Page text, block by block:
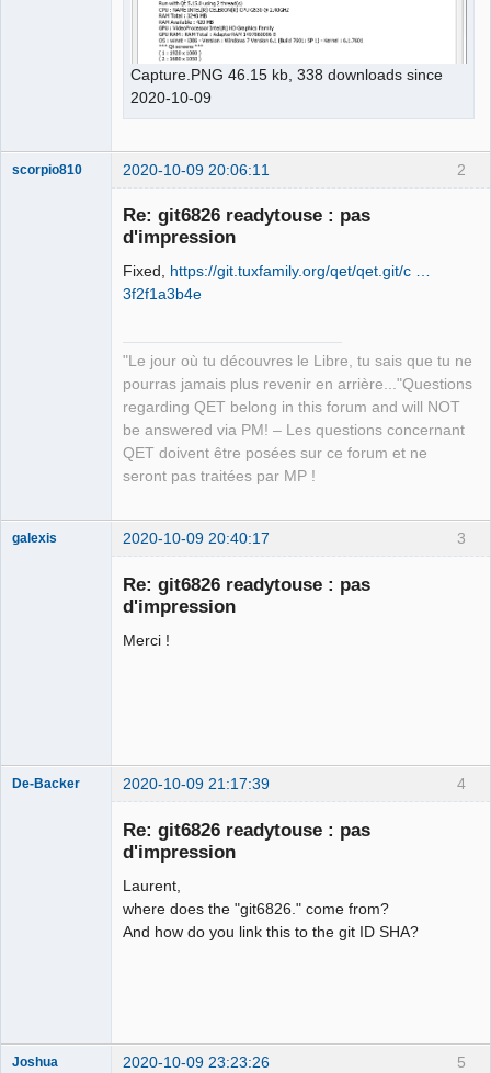
Capture.PNG 46.15 kb, 338 downloads since
2020-10-09
2
scorpio810 2020-10-09 20:06:11
Re: git6826 readytouse : pas
d'impression
Fixed, https://git.tuxfamily.org/qet/qet.git/c …
3f2f1a3b4e
"Le jour où tu découvres le Libre, tu sais que tu ne
pourras jamais plus revenir en arrière..."Questions
regarding QET belong in this forum and will NOT
be answered via PM! – Les questions concernant
QET doivent être posées sur ce forum et ne
seront pas traitées par MP !
3
galexis 2020-10-09 20:40:17
Re: git6826 readytouse : pas
d'impression
Merci !
4
De-Backer 2020-10-09 21:17:39
Re: git6826 readytouse : pas
d'impression
Laurent,
where does the "git6826." come from?
And how do you link this to the git ID SHA?
5
Joshua 2020-10-09 23:23:26